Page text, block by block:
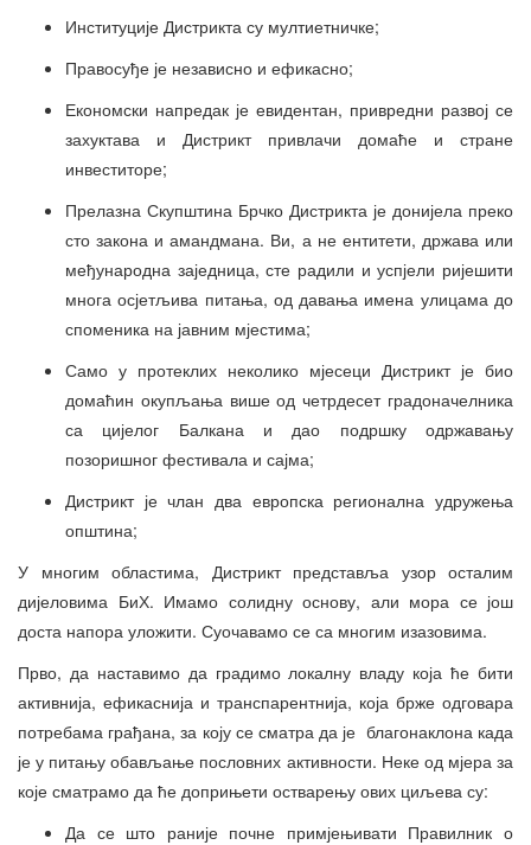
Институције Дистрикта су мултиетничке;
Правосуђе је независно и ефикасно;
Економски напредак је евидентан, привредни развој се
захуктава и Дистрикт привлачи домаће и стране
инвеститоре;
Прелазна Скупштина Брчко Дистрикта је донијела преко
сто закона и амандмана. Ви, а не ентитети, држава или
међународна заједница, сте радили и успјели ријешити
многа осјетљива питања, од давања имена улицама до
споменика на јавним мјестима;
Само у протеклих неколико мјесеци Дистрикт је био
домаћин окупљања више од четрдесет градоначелника
са цијелог Балкана и дао подршку одржавању
позоришног фестивала и сајма;
Дистрикт је члан два европска регионална удружења
општина;
У многим областима, Дистрикт представља узор осталим
дијеловима БиХ. Имамо солидну основу, али мора се још
доста напора уложити. Суочавамо се са многим изазовима.
Прво, да наставимо да градимо локалну владу која ће бити
активнија, ефикаснија и транспарентнија, која брже одговара
потребама грађана, за коју се сматра да је благонаклона када
је у питању обављање пословних активности. Неке од мјера за
које сматрамо да ће доприњети остварењу ових циљева су:
Да се што раније почне примјењивати Правилник о